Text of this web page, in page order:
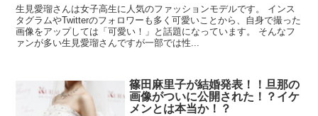
生見愛瑠さんは女子高生に人気のファッションモデルです。 インス
タグラムやTwitterのフォロワーも多く可愛いことから、自身で撮った
画像をアップしては「可愛い！」と話題になっています。 そんなフ
ァンが多い生見愛瑠さんですが一部では性...
篠田麻里子が結婚発表！！旦那の
画像がついに公開された！？イケ
メンとは本当か！？